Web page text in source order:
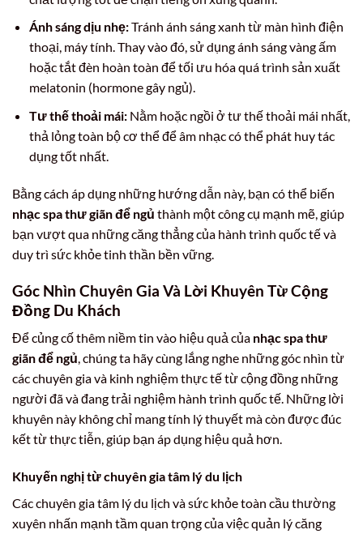
Ánh sáng dịu nhẹ:Tránh ánh sáng xanh từ màn hình điện
thoại, máy tính. Thay vào đó, sử dụng ánh sáng vàng ấm
hoặc tắt đèn hoàn toàn để tối ưu hóa quá trình sản xuất
melatonin (hormone gây ngủ).
Tư thế thoải mái:Nằm hoặc ngồi ở tư thế thoải mái nhất,
thả lỏng toàn bộ cơ thể để âm nhạc có thể phát huy tác
dụng tốt nhất.
Bằng cách áp dụng những hướng dẫn này, bạn có thể biến
nhạc spa thư giãn để ngủ thành một công cụ mạnh mẽ, giúp
bạn vượt qua những căng thẳng của hành trình quốc tế và
duy trì sức khỏe tinh thần bền vững.
Góc Nhìn Chuyên Gia Và Lời Khuyên Từ Cộng
Đồng Du Khách
Để củng cố thêm niềm tin vào hiệu quả của nhạc spa thư
giãn để ngủ, chúng ta hãy cùng lắng nghe những góc nhìn từ
các chuyên gia và kinh nghiệm thực tế từ cộng đồng những
người đã và đang trải nghiệm hành trình quốc tế. Những lời
khuyên này không chỉ mang tính lý thuyết mà còn được đúc
kết từ thực tiễn, giúp bạn áp dụng hiệu quả hơn.
Khuyến nghị từ chuyên gia tâm lý du lịch
Các chuyên gia tâm lý du lịch và sức khỏe toàn cầu thường
xuyên nhấn mạnh tầm quan trọng của việc quản lý căng